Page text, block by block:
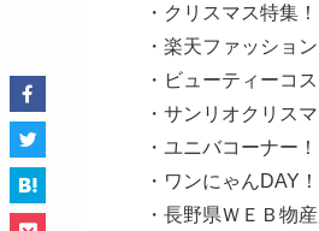
・クリスマス特集
・楽天ファッショ
・ビューティーコ
・サンリオクリス
・ユニバコーナー
・ワンにゃんDAY
・長野県ＷＥＢ物